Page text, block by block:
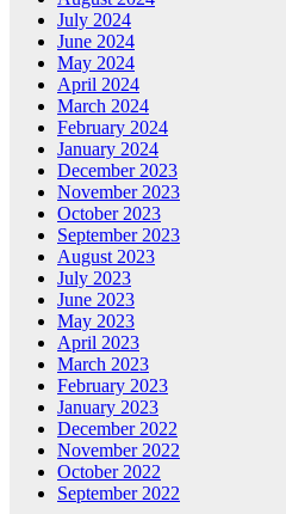
July 2024
June 2024
May 2024
April 2024
March 2024
February 2024
January 2024
December 2023
November 2023
October 2023
September 2023
August 2023
July 2023
June 2023
May 2023
April 2023
March 2023
February 2023
January 2023
December 2022
November 2022
October 2022
September 2022